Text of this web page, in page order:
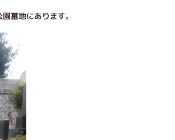
墓地にあります。